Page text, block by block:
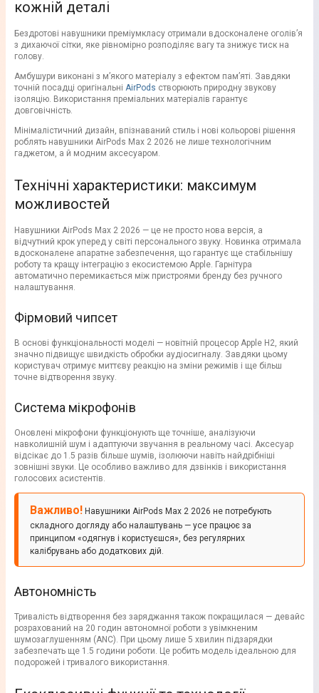
кожній деталі
Бездротові навушники преміумкласу отримали вдосконалене оголів’я
з дихаючої сітки, яке рівномірно розподіляє вагу та знижує тиск на
голову.
Амбушури виконані з м’якого матеріалу з ефектом пам’яті. Завдяки
точній посадці оригінальні AirPods створюють природну звукову
ізоляцію. Використання преміальних матеріалів гарантує
довговічність.
Мінімалістичний дизайн, впізнаваний стиль і нові кольорові рішення
роблять навушники AirPods Max 2 2026 не лише технологічним
гаджетом, а й модним аксесуаром.
Технічні характеристики: максимум
можливостей
Навушники AirPods Max 2 2026 — це не просто нова версія, а
відчутний крок уперед у світі персонального звуку. Новинка отримала
вдосконалене апаратне забезпечення, що гарантує ще стабільнішу
роботу та кращу інтеграцію з екосистемою Apple. Гарнітура
автоматично перемикається між пристроями бренду без ручного
налаштування.
Фірмовий чипсет
В основі функціональності моделі — новітній процесор Apple H2, який
значно підвищує швидкість обробки аудіосигналу. Завдяки цьому
користувач отримує миттєву реакцію на зміни режимів і ще більш
точне відтворення звуку.
Система мікрофонів
Оновлені мікрофони функціонують ще точніше, аналізуючи
навколишній шум і адаптуючи звучання в реальному часі. Аксесуар
відсікає до 1.5 разів більше шумів, ізолюючи навіть найдрібніші
зовнішні звуки. Це особливо важливо для дзвінків і використання
голосових асистентів.
Важливо! Навушники AirPods Max 2 2026 не потребують
складного догляду або налаштувань — усе працює за
принципом «одягнув і користуєшся», без регулярних
калібрувань або додаткових дій.
Автономність
Тривалість відтворення без заряджання також покращилася — девайс
розрахований на 20 годин автономної роботи з увімкненим
шумозаглушенням (ANC). При цьому лише 5 хвилин підзарядки
забезпечать ще 1.5 години роботи. Це робить модель ідеальною для
подорожей і тривалого використання.